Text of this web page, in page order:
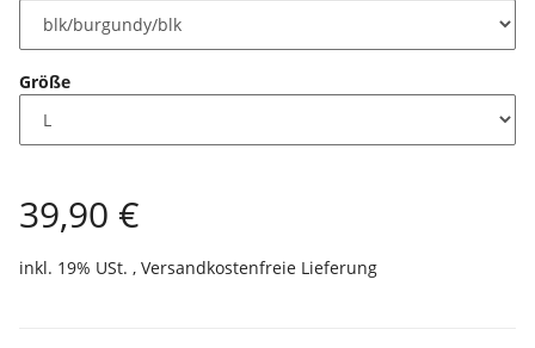
Größe
39,90 €
inkl. 19% USt. , Versandkostenfreie Lieferung